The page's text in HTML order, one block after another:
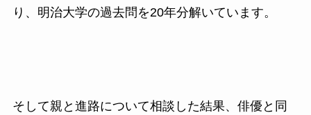
り、明治大学の過去問を20年分解いています。
そして親と進路について相談した結果、俳優と同